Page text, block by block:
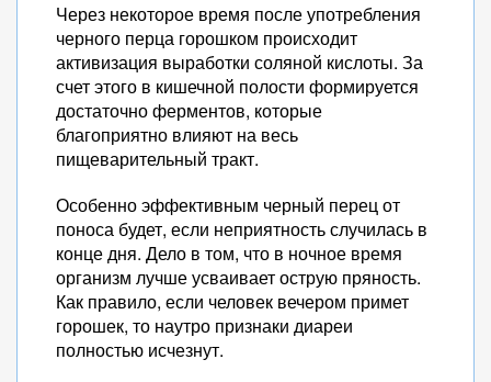
Через некоторое время после употребления
черного перца горошком происходит
активизация выработки соляной кислоты. За
счет этого в кишечной полости формируется
достаточно ферментов, которые
благоприятно влияют на весь
пищеварительный тракт.
Особенно эффективным черный перец от
поноса будет, если неприятность случилась в
конце дня. Дело в том, что в ночное время
организм лучше усваивает острую пряность.
Как правило, если человек вечером примет
горошек, то наутро признаки диареи
полностью исчезнут.